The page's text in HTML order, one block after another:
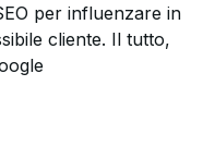
per influenzare in
cliente. Il tutto,